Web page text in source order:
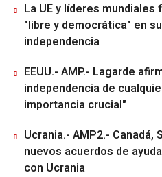
La UE y líderes
"libre y democrática" en
independencia
EEUU.- AMP.- Lagarde
independencia de
importancia crucial"
Ucrania.- AMP2.- Canadá,
nuevos acuerdos de
con Ucrania